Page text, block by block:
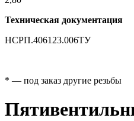
Техническая документация
НСРП.406123.006ТУ
* — под заказ другие резьбы